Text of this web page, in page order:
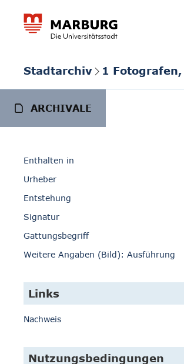
Stadtarchiv 1
ARCHIVALE
Enthalten in
Urheber
Entstehung
Signatur
Gattungsbegriff
Weitere Angaben (Bild): Ausführung
Links
Nachweis
Nutzungsbedingungen